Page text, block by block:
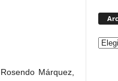
Márquez,